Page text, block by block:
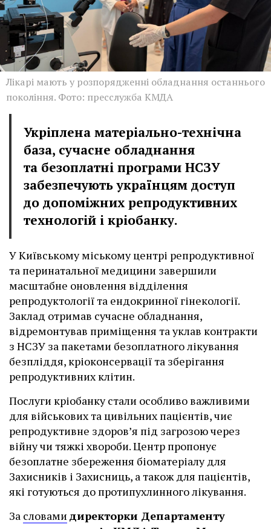
Лікарі мають у розпорядженні обладнання останнього
покоління. Фото: пресслужба КМДА
Укріплена матеріально-технічна
база, сучасне обладнання
та безоплатні програми НСЗУ
забезпечують українцям доступ
до допоміжних репродуктивних
технологій і кріобанку.
У Київському міському центрі репродуктивної
та перинатальної медицини завершили
масштабне оновлення відділення
репродуктології та ендокринної гінекології.
Заклад отримав сучасне обладнання,
відремонтував приміщення та уклав контракти
з НСЗУ за пакетами безоплатного лікування
безпліддя, кріоконсервації та зберігання
репродуктивних клітин.
Послуги кріобанку стали особливо важливими
для військових та цивільних пацієнтів, чиє
репродуктивне здоров’я під загрозою через
війну чи тяжкі хвороби. Центр пропонує
безоплатне збереження біоматеріалу для
Захисників і Захисниць, а також для пацієнтів,
які готуються до протипухлинного лікування.
За словамидиректорки Департаменту